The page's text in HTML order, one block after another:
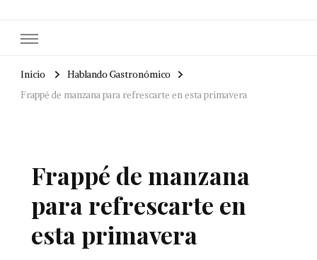
Inicio
Hablando Gastronómico
Frappé de manzana para refrescarte en esta primavera
Frappé de manzana
para refrescarte en
esta primavera